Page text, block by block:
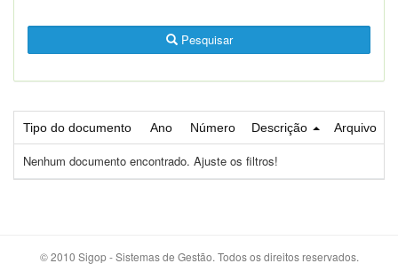
Pesquisar
Tipo do documento Ano Número Descrição Arquivo
Nenhum documento encontrado. Ajuste os filtros!
© 2010 Sigop - Sistemas de Gestão. Todos os direitos reservados.